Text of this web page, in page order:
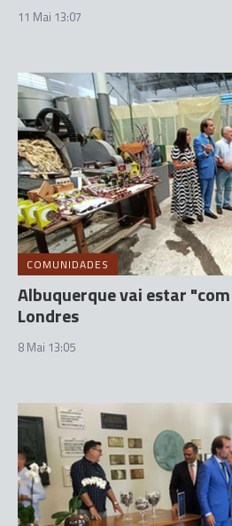
11 Mai 13:07
COMUNIDADES
Albuquerque vai estar
Londres
8 Mai 13:05